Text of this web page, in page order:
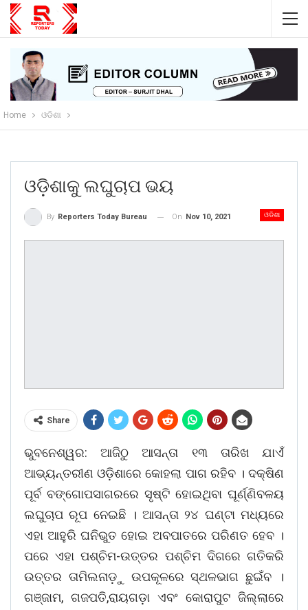
Home ଓଡିଶା
ଓଡ଼ିଶାକୁ ଲଘୁଚାପ ଭୟ
ଓଡିଶା
By Reporters Today Bureau On Nov 10, 2021
Share
ଭୁବନେଶ୍ୱର: ଆଜିଠୁ ଆସନ୍ତା ୧୩ ତାରିଖ ଯାଏଁ
ଆଭ୍ୟନ୍ତରୀଣ ଓଡ଼ିଶାରେ କୋହଲା ପାଗ ରହିବ । ଦକ୍ଷିଣ
ପୂର୍ବ ବଙ୍ଗୋପସାଗରରେ ସୃଷ୍ଟି ହୋଇଥିବା ଘୂର୍ଣ୍ଣିବଳୟ
ଲଘୁଚାପ ରୂପ ନେଇଛି । ଆସନ୍ତା ୨୪ ଘଣ୍ଟା ମଧ୍ୟରେ
ଏହା ଆହୁରି ଘନିଭୁତ ହୋଇ ଅବପାତରେ ପରିଣତ ହେବ ।
ପରେ ଏହା ପଶ୍ଚିମ-ଉତ୍ତର ପଶ୍ଚିମ ଦିଗରେ ଗତିକରି
ଉତ୍ତର ତାମିଲନାଡ଼ୁ ଉପକୂଳରେ ସ୍ଥଳଭାଗ ଛୁଇଁବ ।
ଗଞ୍ଜାମ, ଗଜପତି,ରାୟଗଡ଼ା ଏବଂ କୋରାପୁଟ ଜିଲ୍ଲାରେ